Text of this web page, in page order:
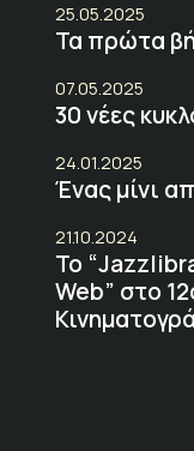
25.05.2025
Τα πρώτα
07.05.2025
30 νέες
24.01.2025
Ένας μίνι
21.10.2024
Το
Web” στο